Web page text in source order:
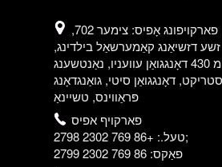
פארקויפונג אָפיס: צימער 702,
זשע דזשיאַנג קאַמערשאַל בילדינג,
נומ 430 דאָנגגואַן עוועניו, נאַנטשענג
דאָנגגואַן סיטי, גואַנגדאָנג
פּראַווינס, טשיינאַ
פארקויף אפיס
טעל.: +86 769 2302 2798;
פאַקס: 86 769 2302 2799